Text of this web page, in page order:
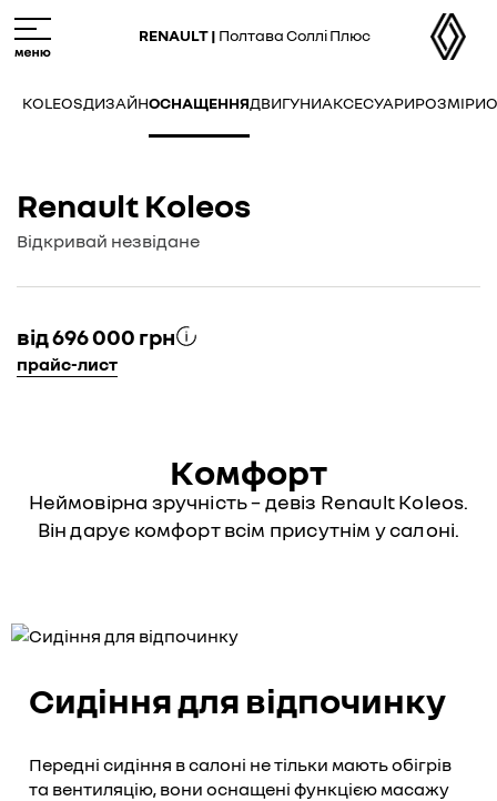
to
main
RENAULT | Полтава Соллі Плюс
KOLEOSДИЗАЙНОСНАЩЕННЯДВИГУНИАКСЕСУАРИРОЗМІРИ
Renault Koleos
Відкривай незвідане
вiд 696 000 грн
прайс-лист
Комфорт
Неймовірна зручність – девіз Renault Koleos.
Він дарує комфорт всім присутнім у салоні.
Сидіння для відпочинку
Передні сидіння в салоні не тільки мають обігрів
та вентиляцію, вони оснащені функцією масажу